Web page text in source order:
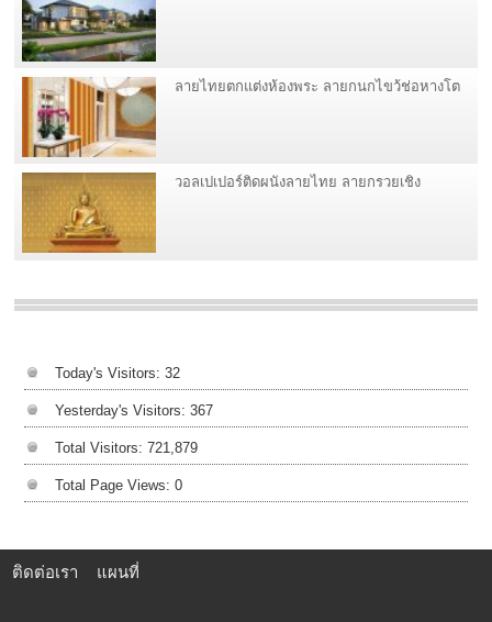
ลายไทยตกแต่งห้องพระ ลายกนกไขว้ช่อหางโต
วอลเปเปอร์ติดผนังลายไทย ลายกรวยเชิง
Today's Visitors: 32
Yesterday's Visitors: 367
Total Visitors: 721,879
Total Page Views: 0
ติดต่อเรา แผนที่